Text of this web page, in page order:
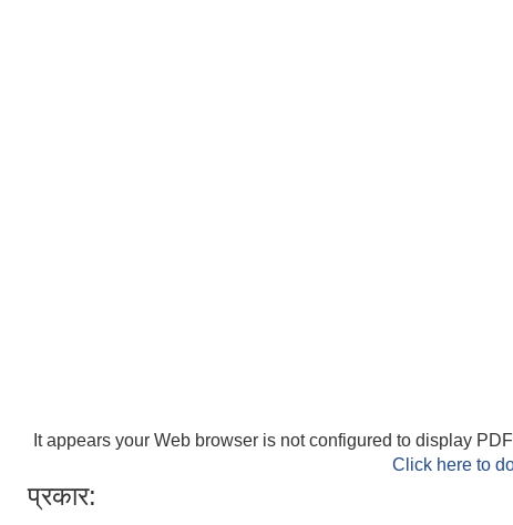
It appears your Web browser is not configured to display
Click here to
प्रकार: